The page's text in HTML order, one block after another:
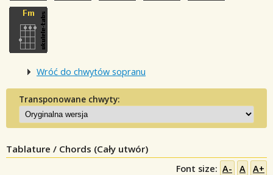
Wróć do chwytów sopranu
Transponowane chwyty:
Tablature / Chords (Cały utwór)
Font size: A- A A+